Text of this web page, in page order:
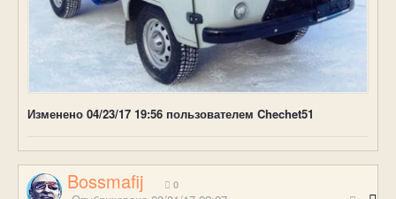
Изменено 04/23/17 19:56 пользователем Chechet51
Bossmafij 0